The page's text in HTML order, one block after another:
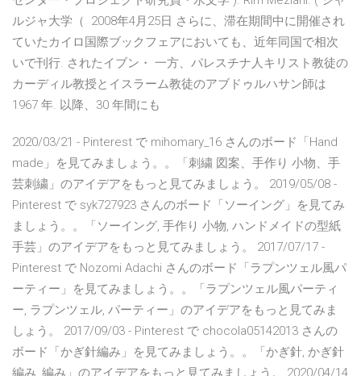
ルジャ大学（ 2008年4月25日 さらに、滞在期間中に開催され
ていたカイロ国際ブックフェアにおいても、近年同国で相次
いで刊行. されたイブン・ 一方、パレスチナ人キリスト教徒の
カーディル教授とイスラーム教徒のアブドゥルハサン師は
1967 年. 以降、30 年間にも
2020/03/21 - Pinterest で mihomary_16 さんのボード「Hand
made」を見てみましょう。。「刺繍 図案、手作り 小物、手
芸刺繍」のアイデアをもっと見てみましょう。 2019/05/08 -
Pinterest で syk727923 さんのボード「ソーイング」を見てみ
ましょう。。「ソーイング, 手作り 小物, ハンドメイドの型紙
手芸」のアイデアをもっと見てみましょう。 2017/07/17 -
Pinterest で Nozomi Adachi さんのボード「ラプンツェル風パ
ーティー」を見てみましょう。。「ラプンツェル風パーティ
ー, ラプンツェル, パーティー」のアイデアをもっと見てみま
しょう。 2017/09/03 - Pinterest で chocola05142013 さんの
ボード「かぎ針編み」を見てみましょう。。「かぎ針, かぎ針